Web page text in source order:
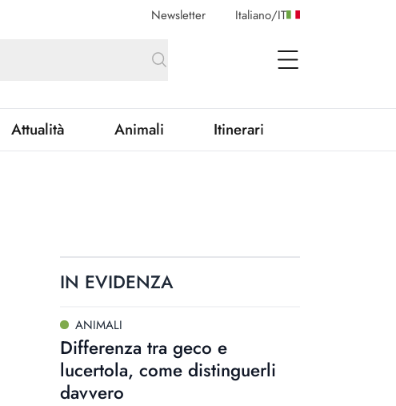
Newsletter Italiano/IT
open Menu
Attualità Animali Itinerari
IN EVIDENZA
ANIMALI
Differenza tra geco e
lucertola, come distinguerli
davvero